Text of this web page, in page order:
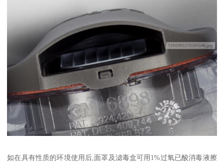
如在具有性质的环境使用后,面罩及滤毒盒可用1%过氧已酸消毒液擦